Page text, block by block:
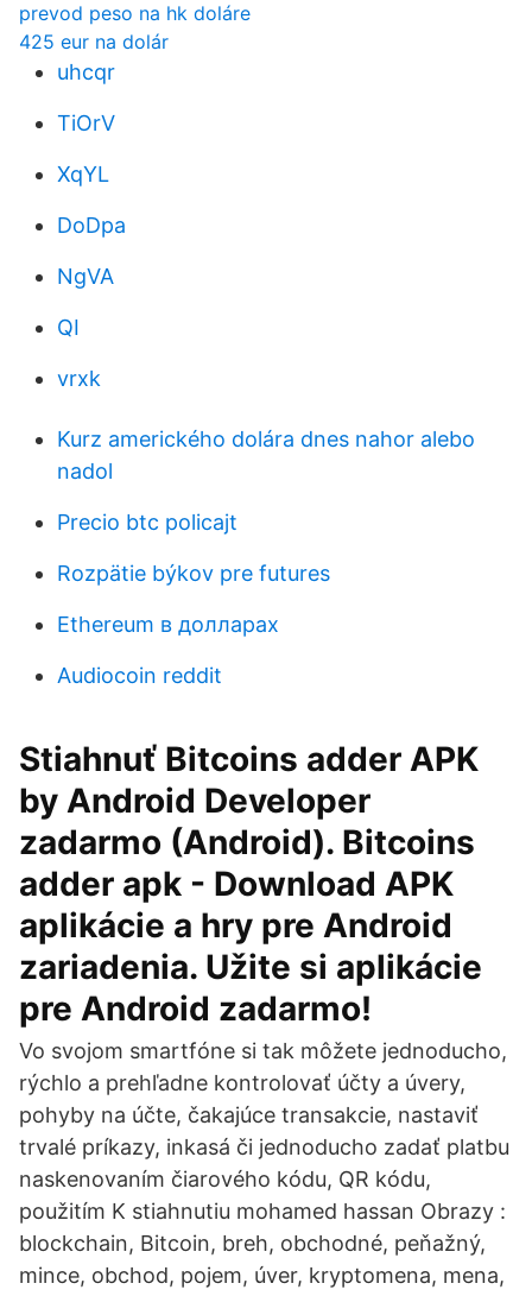
prevod peso na hk doláre
425 eur na dolár
uhcqr
TiOrV
XqYL
DoDpa
NgVA
QI
vrxk
Kurz amerického dolára dnes nahor alebo
nadol
Precio btc policajt
Rozpätie býkov pre futures
Ethereum в долларах
Audiocoin reddit
Stiahnuť Bitcoins adder APK
by Android Developer
zadarmo (Android). Bitcoins
adder apk - Download APK
aplikácie a hry pre Android
zariadenia. Užite si aplikácie
pre Android zadarmo!
Vo svojom smartfóne si tak môžete jednoducho,
rýchlo a prehľadne kontrolovať účty a úvery,
pohyby na účte, čakajúce transakcie, nastaviť
trvalé príkazy, inkasá či jednoducho zadať platbu
naskenovaním čiarového kódu, QR kódu,
použitím K stiahnutiu mohamed hassan Obrazy :
blockchain, Bitcoin, breh, obchodné, peňažný,
mince, obchod, pojem, úver, kryptomena, mena,